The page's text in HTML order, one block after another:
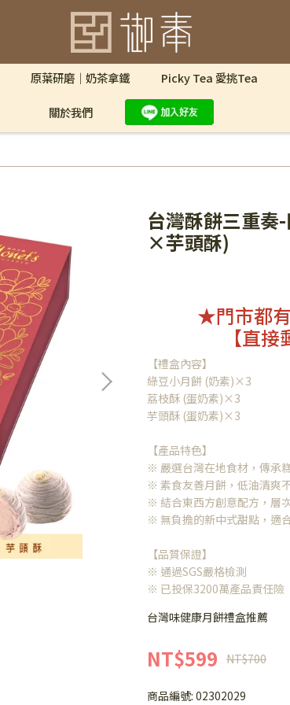
原葉研磨｜奶茶拿鐵 Picky Tea 愛挑Tea
關於我們
台灣酥餅三重
×芋頭酥)
★門市都
【直
【禮盒內容】
綠豆小月餅 (奶素)×3
荔枝酥 (蛋奶素)×3
芋頭酥 (蛋奶素)×3
【產品特色】
※ 嚴選台灣在地食材，傳承
※ 素食友善月餅，低油清爽
※ 結合東西方創意配方，層
※ 無負擔的新中式甜點，適
【品質保證】
※ 通過SGS嚴格檢測
※ 已投保3200萬產品責任險
台灣味健康月餅禮盒推薦
NT$599 NT$700
商品編號: 02302029